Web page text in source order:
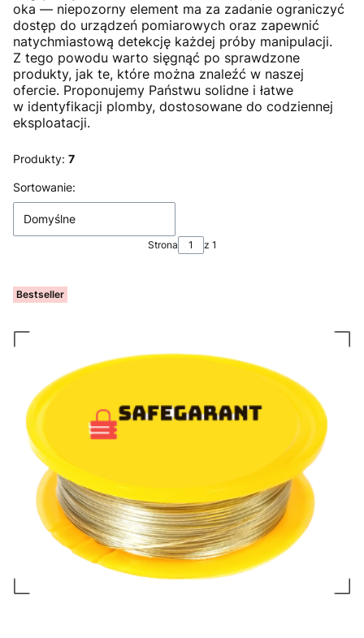
oka — niepozorny element ma za zadanie ograniczyć
dostęp do urządzeń pomiarowych oraz zapewnić
natychmiastową detekcję każdej próby manipulacji.
Z tego powodu warto sięgnąć po sprawdzone
produkty, jak te, które można znaleźć w naszej
ofercie. Proponujemy Państwu solidne i łatwe
w identyfikacji plomby, dostosowane do codziennej
eksploatacji.
Produkty: 7
Lista produktów
Sortowanie:
Domyślne
Strona z 1
Bestseller